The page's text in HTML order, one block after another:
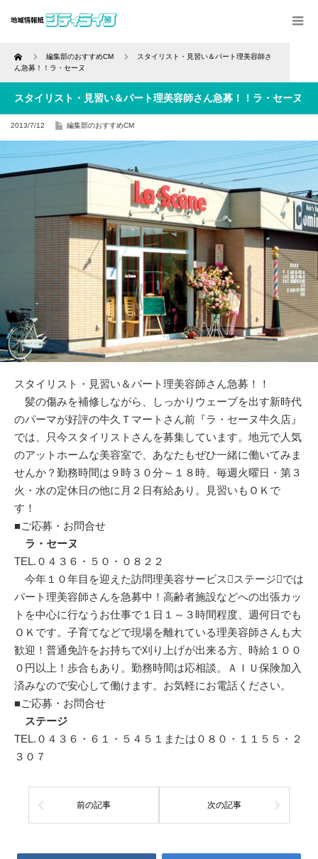
Home 編集部のおすすめCM
スタイリスト・見習い＆パート理美容師さ
ん急募！！ラ・セーヌ
スタイリスト・見習い＆パート理美容師さん急募！！ラ・セーヌ
2013/7/12 編集部のおすすめCM
スタイリスト・見習い＆パート理美容師さん急募！！
髪の傷みを補修しながら、しっかりウェーブを出す新時代
のパーマが好評の牛久Ｔマートさん前『ラ・セーヌ牛久店』
では、只今スタイリストさんを募集しています。地元で人気
のアットホームな美容室で、あなたもぜひ一緒に働いてみま
せんか？勤務時間は９時３０分～１８時。毎週火曜日・第３
火・水の定休日の他に月２日有給あり。見習いもＯＫで
す！
■ご応募・お問合せ
ラ・セーヌ
TEL.０４３６・５０・０８２２
今年１０年目を迎えた訪問理美容サービスステージでは
パート理美容師さんを急募中！高齢者施設などへの出張カッ
トを中心に行なうお仕事で１日１～３時間程度、週何日でも
ＯＫです。子育てなどで現場を離れている理美容師さんも大
歓迎！普通免許をお持ちで刈り上げが出来る方、時給１００
０円以上！歩合もあり。勤務時間は応相談。ＡＩＵ保険加入
済みなので安心して働けます。お気軽にお電話ください。
■ご応募・お問合せ
ステージ
TEL.０４３６・６１・５４５１または０８０・１１５５・２
３０７
前の記事 次の記事